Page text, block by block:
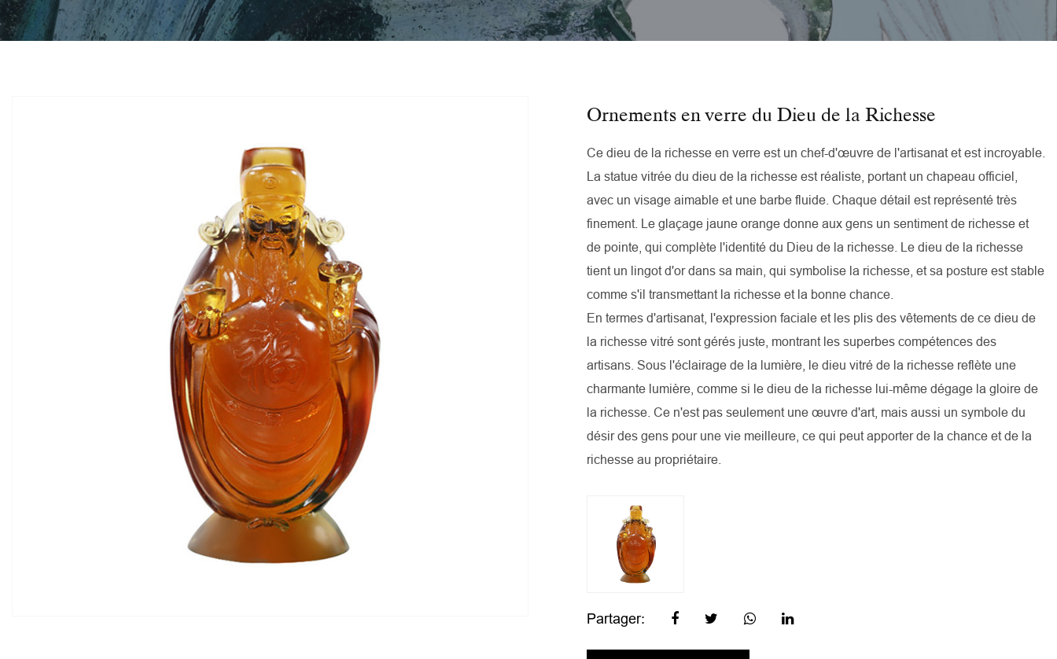
Ornements en verre du Dieu de la Richesse
Ce dieu de la richesse en verre est un chef-d'œuvre de l'artisanat et est incroyable.
La statue vitrée du dieu de la richesse est réaliste, portant un chapeau officiel,
avec un visage aimable et une barbe fluide. Chaque détail est représenté très
finement. Le glaçage jaune orange donne aux gens un sentiment de richesse et
de pointe, qui complète l'identité du Dieu de la richesse. Le dieu de la richesse
tient un lingot d'or dans sa main, qui symbolise la richesse, et sa posture est stable
comme s'il transmettant la richesse et la bonne chance.
En termes d'artisanat, l'expression faciale et les plis des vêtements de ce dieu de
la richesse vitré sont gérés juste, montrant les superbes compétences des
artisans. Sous l'éclairage de la lumière, le dieu vitré de la richesse reflète une
charmante lumière, comme si le dieu de la richesse lui-même dégage la gloire de
la richesse. Ce n'est pas seulement une œuvre d'art, mais aussi un symbole du
désir des gens pour une vie meilleure, ce qui peut apporter de la chance et de la
richesse au propriétaire.
Partager: